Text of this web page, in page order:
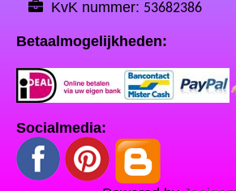
KvK nummer: 53682386
Betaalmogelijkheden:
Socialmedia: